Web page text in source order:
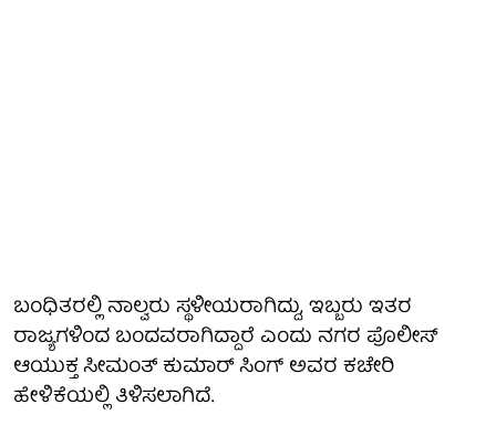
ಬಂಧಿತರಲ್ಲಿ ನಾಲ್ವರು ಸ್ಥಳೀಯರಾಗಿದ್ದು, ಇಬ್ಬರು ಇತರ
ರಾಜ್ಯಗಳಿಂದ ಬಂದವರಾಗಿದ್ದಾರೆ ಎಂದು ನಗರ ಪೊಲೀಸ್
ಆಯುಕ್ತ ಸೀಮಂತ್ ಕುಮಾರ್ ಸಿಂಗ್ ಅವರ ಕಚೇರಿ
ಹೇಳಿಕೆಯಲ್ಲಿ ತಿಳಿಸಲಾಗಿದೆ.